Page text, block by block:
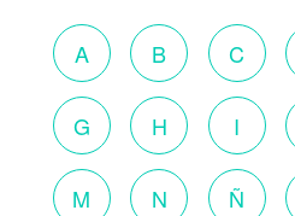
A B C
G H I
M N Ñ